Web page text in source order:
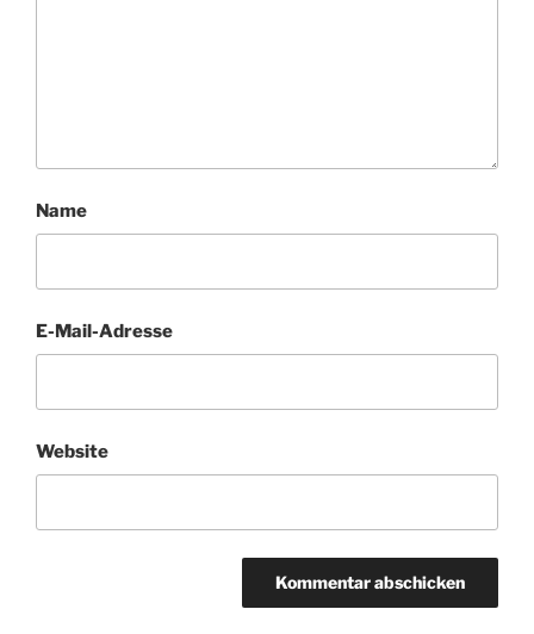
Name
E-Mail-Adresse
Website